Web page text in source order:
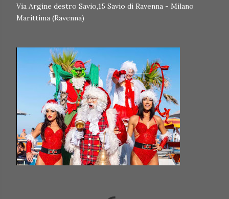
Via Argine destro Savio,15 Savio di Ravenna - Milano
Marittima (Ravenna)